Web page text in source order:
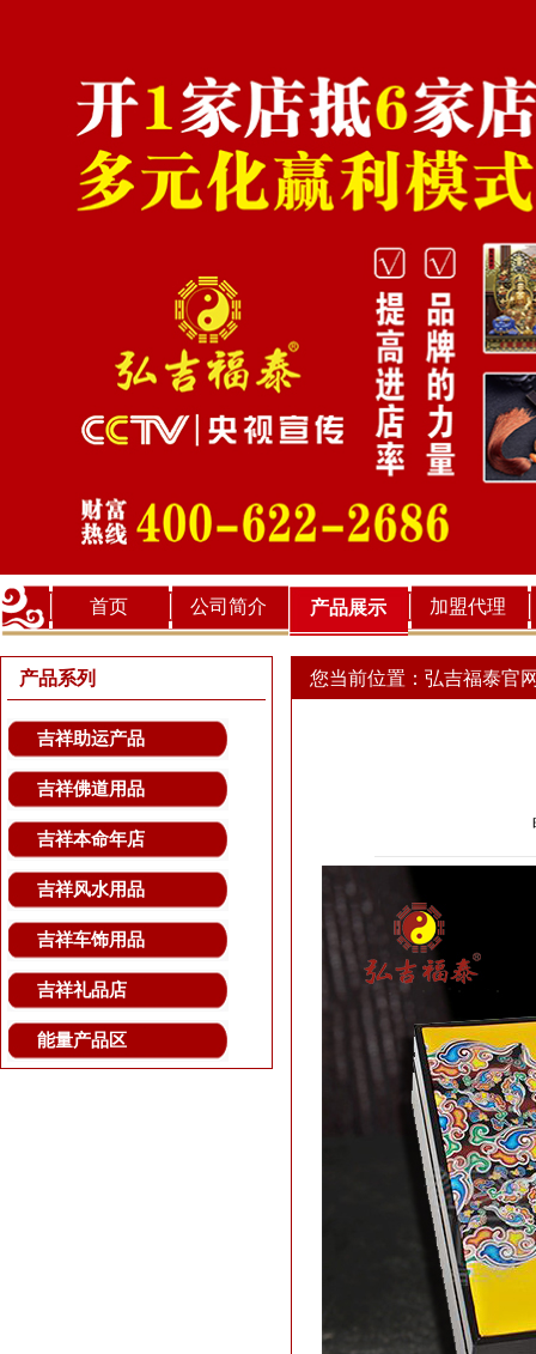
首页 公司简介 产品展示 加盟代理
产品系列
吉祥助运产品
吉祥佛道用品
吉祥本命年店
吉祥风水用品
吉祥车饰用品
吉祥礼品店
能量产品区
您当前位置： 弘吉福泰官